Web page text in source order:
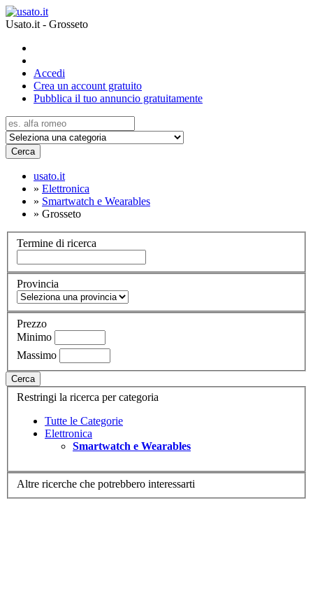
Usato.it - Grosseto
Accedi
Crea un account gratuito
Pubblica il tuo annuncio gratuitamente
Cerca
usato.it
» Elettronica
» Smartwatch e Wearables
» Grosseto
Termine di ricerca
Provincia
Prezzo
Minimo
Massimo
Cerca
Restringi la ricerca per categoria
Tutte le Categorie
Elettronica
Smartwatch e Wearables
Altre ricerche che potrebbero interessarti